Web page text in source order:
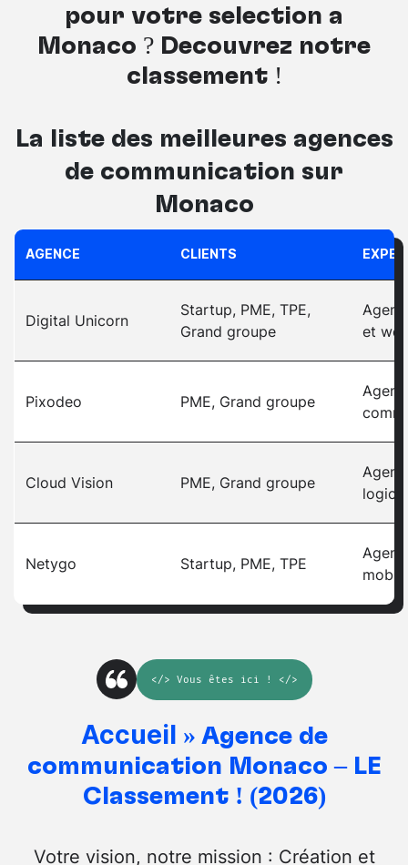
pour votre sélection à
Monaco ? Découvrez notre
classement !
La liste des meilleures agences
de communication sur
Monaco
AGENCE CLIENTS
Digital Unicorn
Startup, PME, TPE,
Grand groupe
et
Pixodeo PME, Grand groupe
Cloud Vision PME, Grand groupe
Netygo Startup, PME, TPE
mobile
</> Vous êtes ici ! </>
Accueil » Agence de
communication Monaco – LE
Classement ! (2026)
Votre vision, notre mission : Création et